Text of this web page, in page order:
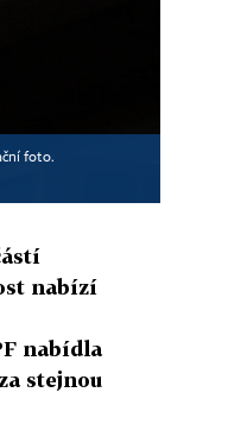
foto.
nabízí
nabídla
stejnou